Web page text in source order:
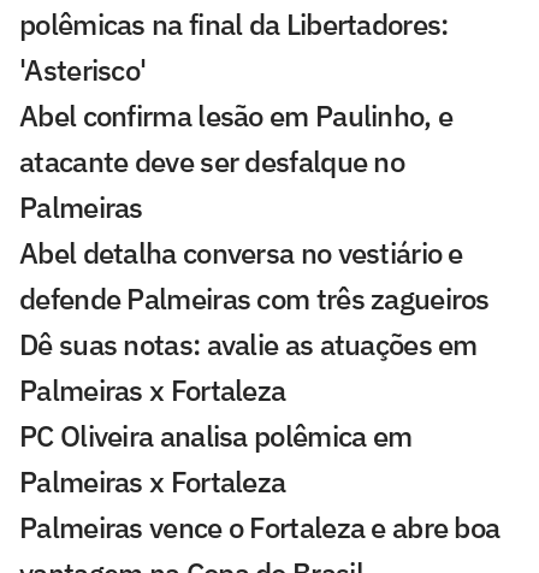
polêmicas na final da Libertadores:
'Asterisco'
Abel confirma lesão em Paulinho, e
atacante deve ser desfalque no
Palmeiras
Abel detalha conversa no vestiário e
defende Palmeiras com três zagueiros
Dê suas notas: avalie as atuações em
Palmeiras x Fortaleza
PC Oliveira analisa polêmica em
Palmeiras x Fortaleza
Palmeiras vence o Fortaleza e abre boa